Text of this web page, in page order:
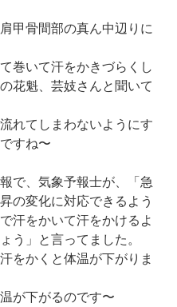
甲骨間部の真ん中辺りに
巻いて汗をかきづらくし
花魁、芸妓さんと聞いて
れてしまわないようにす
すね〜
で、気象予報士が、「急
の変化に対応できるよう
汗をかいて汗をかけるよ
う」と言ってました。
をかくと体温が下がりま
が下がるのです〜